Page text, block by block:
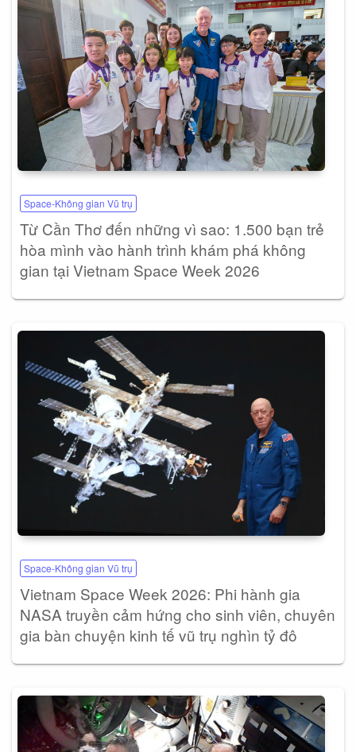
Space-Không gian Vũ trụ
Từ Cần Thơ đến những vì sao: 1.500 bạn trẻ
hòa mình vào hành trình khám phá không
gian tại Vietnam Space Week 2026
Space-Không gian Vũ trụ
Vietnam Space Week 2026: Phi hành gia
NASA truyền cảm hứng cho sinh viên, chuyên
gia bàn chuyện kinh tế vũ trụ nghìn tỷ đô